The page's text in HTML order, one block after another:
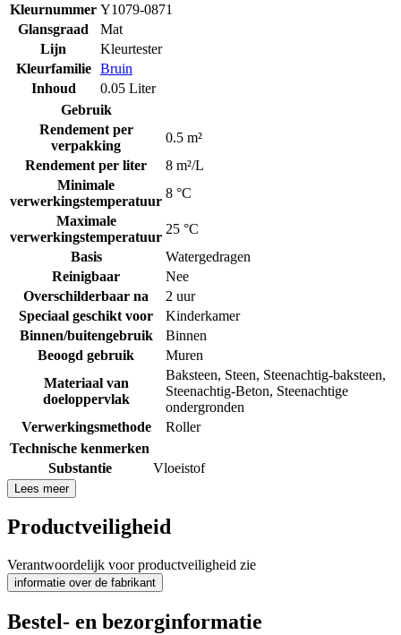
Kleurnummer Y1079-0871
Glansgraad
Mat
Lijn
Kleurtester
Kleurfamilie
Bruin
Inhoud
0.05 Liter
Gebruik
Rendement per
verpakking
0.5 m²
Rendement per liter
8 m²/L
Minimale
verwerkingstemperatuur
8 °C
Maximale
verwerkingstemperatuur
25 °C
Basis
Watergedragen
Reinigbaar
Nee
Overschilderbaar na
2 uur
Speciaal geschikt voor
Kinderkamer
Binnen/buitengebruik
Binnen
Beoogd gebruik
Muren
Materiaal van
doeloppervlak
Baksteen, Steen, Steenachtig-baksteen,
Steenachtig-Beton, Steenachtige
ondergronden
Verwerkingsmethode
Roller
Technische kenmerken
Substantie
Vloeistof
Lees meer
Productveiligheid
Verantwoordelijk voor productveiligheid zie
informatie over de fabrikant
Bestel- en bezorginformatie